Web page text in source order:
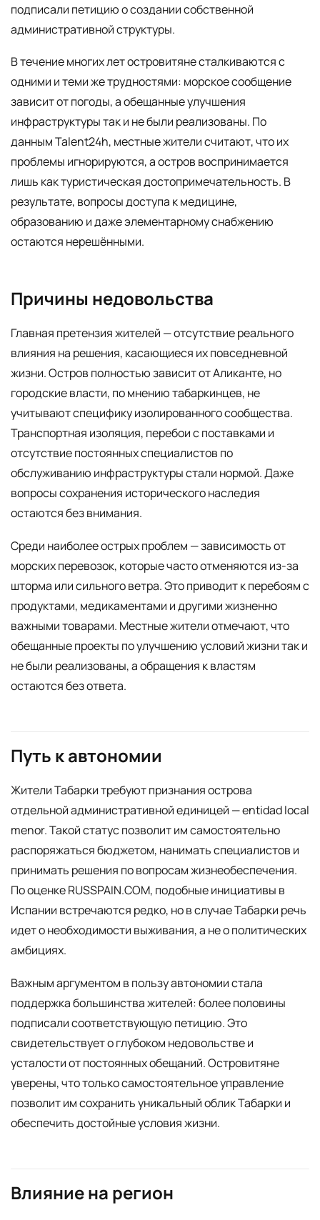
подписали петицию о создании собственной
административной структуры.
В течение многих лет островитяне сталкиваются с
одними и теми же трудностями: морское сообщение
зависит от погоды, а обещанные улучшения
инфраструктуры так и не были реализованы. По
данным Talent24h, местные жители считают, что их
проблемы игнорируются, а остров воспринимается
лишь как туристическая достопримечательность. В
результате, вопросы доступа к медицине,
образованию и даже элементарному снабжению
остаются нерешёнными.
Причины недовольства
Главная претензия жителей — отсутствие реального
влияния на решения, касающиеся их повседневной
жизни. Остров полностью зависит от Аликанте, но
городские власти, по мнению табаркинцев, не
учитывают специфику изолированного сообщества.
Транспортная изоляция, перебои с поставками и
отсутствие постоянных специалистов по
обслуживанию инфраструктуры стали нормой. Даже
вопросы сохранения исторического наследия
остаются без внимания.
Среди наиболее острых проблем — зависимость от
морских перевозок, которые часто отменяются из-за
шторма или сильного ветра. Это приводит к перебоям с
продуктами, медикаментами и другими жизненно
важными товарами. Местные жители отмечают, что
обещанные проекты по улучшению условий жизни так и
не были реализованы, а обращения к властям
остаются без ответа.
Путь к автономии
Жители Табарки требуют признания острова
отдельной административной единицей — entidad local
menor. Такой статус позволит им самостоятельно
распоряжаться бюджетом, нанимать специалистов и
принимать решения по вопросам жизнеобеспечения.
По оценке RUSSPAIN.COM, подобные инициативы в
Испании встречаются редко, но в случае Табарки речь
идет о необходимости выживания, а не о политических
амбициях.
Важным аргументом в пользу автономии стала
поддержка большинства жителей: более половины
подписали соответствующую петицию. Это
свидетельствует о глубоком недовольстве и
усталости от постоянных обещаний. Островитяне
уверены, что только самостоятельное управление
позволит им сохранить уникальный облик Табарки и
обеспечить достойные условия жизни.
Влияние на регион